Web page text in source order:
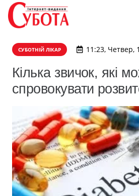
СУБОТНІЙ ЛІКАР 11:23, Четвер,
Кілька звичок, які
спровокувати